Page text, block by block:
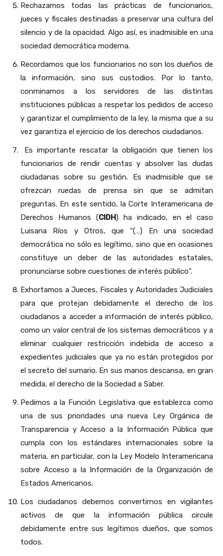
Rechazamos todas las prácticas de funcionarios,
jueces y fiscales destinadas a preservar una cultura del
silencio y de la opacidad. Algo así, es inadmisible en una
sociedad democrática moderna.
Recordamos que los funcionarios no son los dueños de
la información, sino sus custodios. Por lo tanto,
conminamos a los servidores de las distintas
instituciones públicas a respetar los pedidos de acceso
y garantizar el cumplimiento de la ley, la misma que a su
vez garantiza el ejercicio de los derechos ciudadanos.
Es importante rescatar la obligación que tienen los
funcionarios de rendir cuentas y absolver las dudas
ciudadanas sobre su gestión. Es inadmisible que se
ofrezcan ruedas de prensa sin que se admitan
preguntas. En este sentido, la Corte Interamericana de
Derechos Humanos (CIDH) ha indicado, en el caso
Luisana Ríos y Otros, que “(…) En una sociedad
democrática no sólo es legítimo, sino que en ocasiones
constituye un deber de las autoridades estatales,
pronunciarse sobre cuestiones de interés público”.
Exhortamos a Jueces, Fiscales y Autoridades Judiciales
para que protejan debidamente el derecho de los
ciudadanos a acceder a información de interés público,
como un valor central de los sistemas democráticos y a
eliminar cualquier restricción indebida de acceso a
expedientes judiciales que ya no están protegidos por
el secreto del sumario. En sus manos descansa, en gran
medida, el derecho de la Sociedad a Saber.
Pedimos a la Función Legislativa que establezca como
una de sus prioridades una nueva Ley Orgánica de
Transparencia y Acceso a la Información Pública que
cumpla con los estándares internacionales sobre la
materia, en particular, con la Ley Modelo Interamericana
sobre Acceso a la Información de la Organización de
Estados Americanos.
Los ciudadanos debemos convertirnos en vigilantes
activos de que la información pública circule
debidamente entre sus legítimos dueños, que somos
todos.